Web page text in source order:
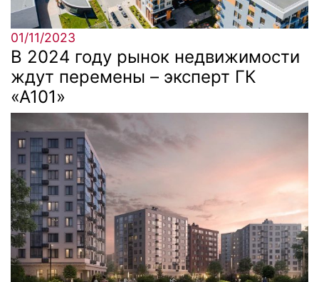
01/11/2023
В 2024 году рынок недвижимости
ждут перемены – эксперт ГК
«А101»